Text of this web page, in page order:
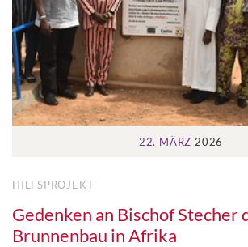
22. MÄRZ 2026
HILFSPROJEKT
Gedenken an Bischof Stecher
Brunnenbau in Afrika